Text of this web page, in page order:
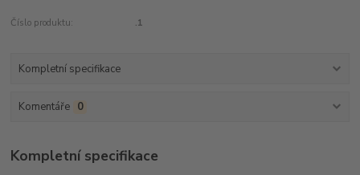
Číslo produktu: .1
Kompletní specifikace
Komentáře 0
Kompletní specifikace